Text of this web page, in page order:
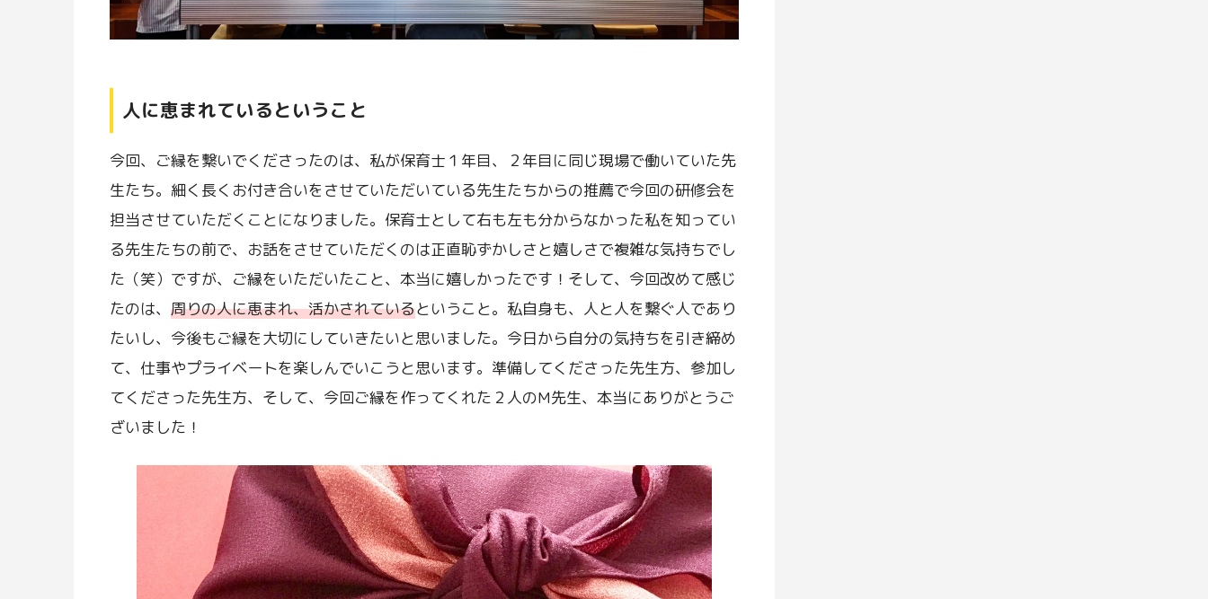
人に恵まれているということ
今回、ご縁を繋いでくださったのは、私が保育士１年目、２年目に同じ現場で働いていた先
生たち。細く長くお付き合いをさせていただいている先生たちからの推薦で今回の研修会を
担当させていただくことになりました。保育士として右も左も分からなかった私を知ってい
る先生たちの前で、お話をさせていただくのは正直恥ずかしさと嬉しさで複雑な気持ちでし
た（笑）ですが、ご縁をいただいたこと、本当に嬉しかったです！そして、今回改めて感じ
たのは、 周りの人に恵まれ、活かされているということ。私自身も、人と人を繋ぐ人であり
たいし、今後もご縁を大切にしていきたいと思いました。今日から自分の気持ちを引き締め
て、仕事やプライベートを楽しんでいこうと思います。準備してくださった先生方、参加し
てくださった先生方、そして、今回ご縁を作ってくれた２人のM先生、本当にありがとうご
ざいました！